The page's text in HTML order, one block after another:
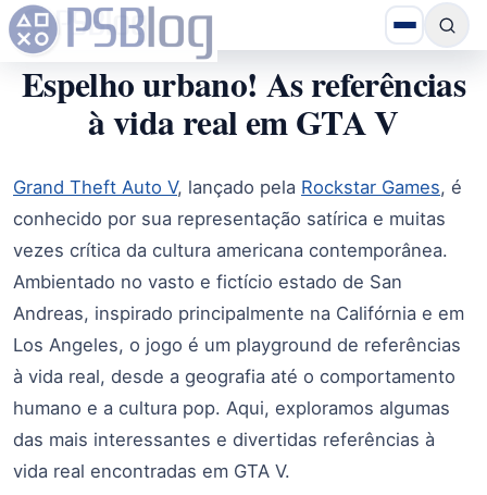
Espelho urbano! As referências
à vida real em GTA V
Grand Theft Auto V, lançado pela Rockstar Games, é
conhecido por sua representação satírica e muitas
vezes crítica da cultura americana contemporânea.
Ambientado no vasto e fictício estado de San
Andreas, inspirado principalmente na Califórnia e em
Los Angeles, o jogo é um playground de referências
à vida real, desde a geografia até o comportamento
humano e a cultura pop. Aqui, exploramos algumas
das mais interessantes e divertidas referências à
vida real encontradas em GTA V.